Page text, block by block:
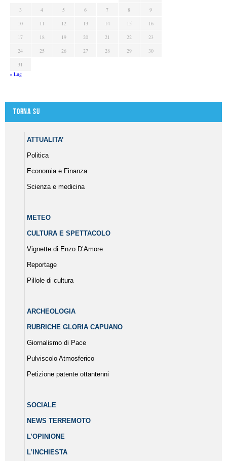
3
4 5 6 7 8
9
10
11 12 13 14 15
16
17
18 19 20 21 22
23
24
25 26 27 28 29
30
31
« Lug
Torna su
ATTUALITA’
Politica
Economia e Finanza
Scienza e medicina
METEO
CULTURA E SPETTACOLO
Vignette di Enzo D’Amore
Reportage
Pillole di cultura
ARCHEOLOGIA
RUBRICHE GLORIA CAPUANO
Giornalismo di Pace
Pulviscolo Atmosferico
Petizione patente ottantenni
SOCIALE
NEWS TERREMOTO
L’OPINIONE
L’INCHIESTA